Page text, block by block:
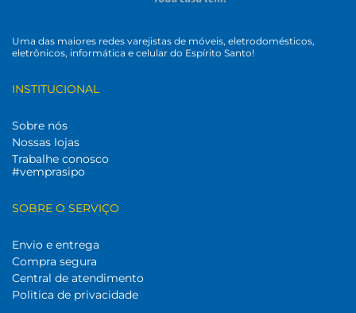
Uma das maiores redes varejistas de móveis, eletrodomésticos,
eletrônicos, informática e celular do Espírito Santo!
INSTITUCIONAL
Sobre nós
Nossas lojas
Trabalhe conosco
#vemprasipo
SOBRE O SERVIÇO
Envio e entrega
Compra segura
Central de atendimento
Politica de privacidade